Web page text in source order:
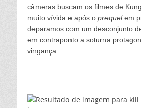
câmeras buscam os filmes de
muito vívida e após o prequelem
deparamos com um desconjunto
em contraponto a soturna
vingança.